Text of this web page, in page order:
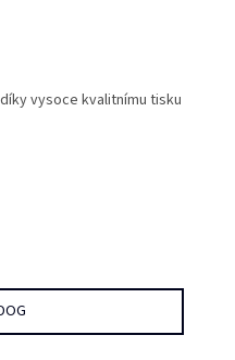
vysoce kvalitnímu tisku